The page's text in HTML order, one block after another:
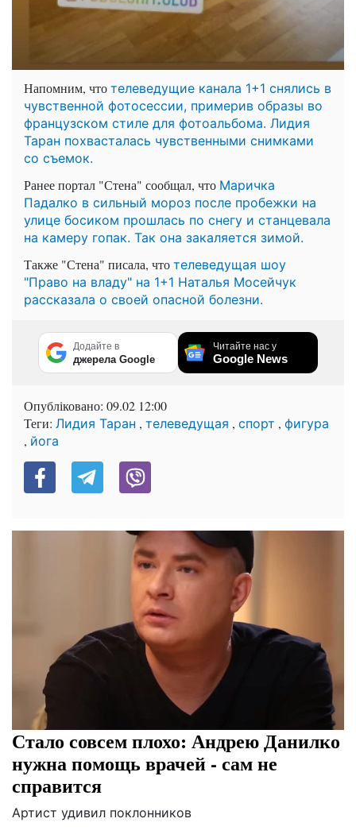
Напомним, что телеведущие канала 1+1 снялись в
чувственной фотосессии, примерив образы во
французском стиле для фотоальбома. Лидия
Таран похвасталась чувственными снимками
со съемок.
Ранее портал "Стена" сообщал, что Маричка
Падалко в сильный мороз после пробежки на
улице босиком прошлась по снегу и станцевала
на камеру гопак. Так она закаляется зимой.
Также "Стена" писала, что телеведущая шоу
"Право на владу" на 1+1 Наталья Мосейчук
рассказала о своей опасной болезни.
Додайте в
джерела Google
Читайте нас у
Google News
Опубліковано: 09.02 12:00
Теги: Лидия Таран , телеведущая , спорт , фигура
, йога
Стало совсем плохо: Андрею Данилко
нужна помощь врачей - сам не
справится
Артист удивил поклонников